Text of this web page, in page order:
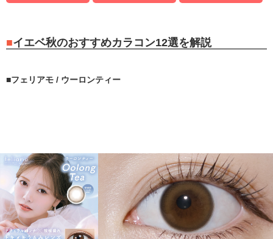
イエベ秋のおすすめカラコン12選を解説
フェリアモ / ウーロンティー